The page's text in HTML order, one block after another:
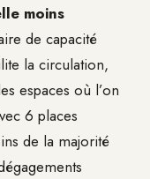
moins
de capacité
la circulation,
espaces où l’on
6 places
de la majorité